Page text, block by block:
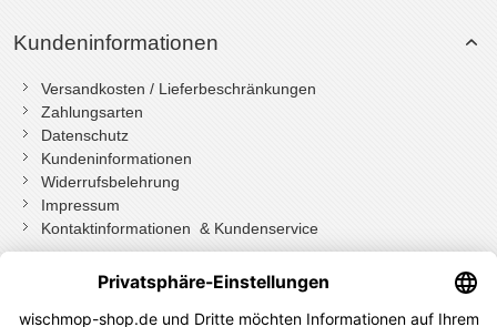
Kundeninformationen
Versandkosten / Lieferbeschränkungen
Zahlungsarten
Datenschutz
Kundeninformationen
Widerrufsbelehrung
Impressum
Kontaktinformationen & Kundenservice